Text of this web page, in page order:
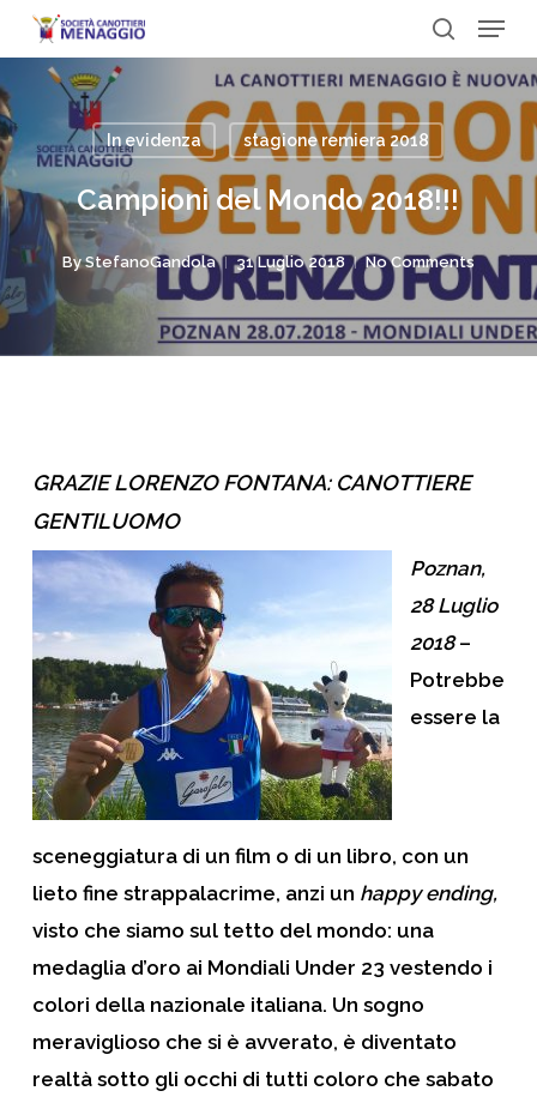
Skip
to
main
content
search
Menu
In evidenza stagione remiera 2018
Campioni del Mondo 2018!!!
By StefanoGandola 31 Luglio 2018 No Comments
GRAZIE LORENZO FONTANA: CANOTTIERE
GENTILUOMO
Poznan,
28 Luglio
2018–
Potrebbe
essere la
sceneggiatura di un film o di un libro, con un
lieto fine strappalacrime, anzi un happy ending,
visto che siamo sul tetto del mondo: una
medaglia d’oro ai Mondiali Under 23 vestendo i
colori della nazionale italiana. Un sogno
meraviglioso che si è avverato, è diventato
realtà sotto gli occhi di tutti coloro che sabato
Close
Menu